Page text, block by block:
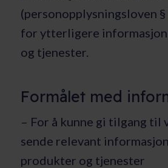
(personopplysningsloven
for ytterligere
og tjenester.
Formålet med
– For å kunne gi tilgang til
sende relevant
produkter og tjenester